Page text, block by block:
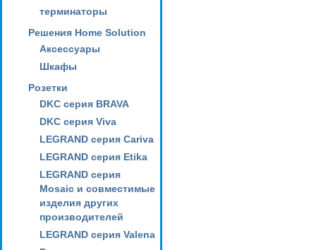
терминаторы
Решения Home Solution
Аксессуары
Шкафы
Розетки
DKC серия BRAVA
DKC серия Viva
LEGRAND серия Cariva
LEGRAND серия Etika
LEGRAND серия
Mosaic и совместимые
изделия других
производителей
LEGRAND серия Valena